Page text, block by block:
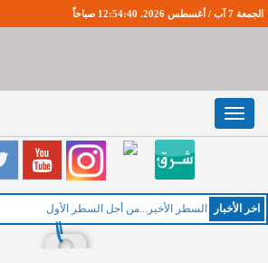
الجمعة 7 آب / أغسطس 2026. 12:54:41 صباحاً
Toggle
navigation
اخر اﻷخبار